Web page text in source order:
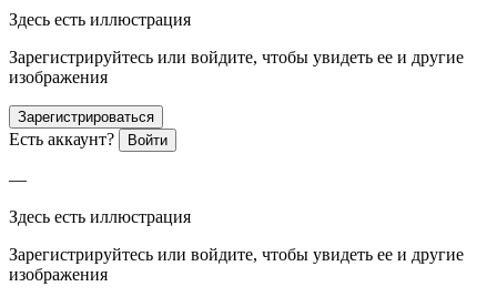
Здесь есть иллюстрация
Зарегистрируйтесь или войдите, чтобы увидеть ее и другие
изображения
Зарегистрироваться
Есть аккаунт? Войти
—
Здесь есть иллюстрация
Зарегистрируйтесь или войдите, чтобы увидеть ее и другие
изображения